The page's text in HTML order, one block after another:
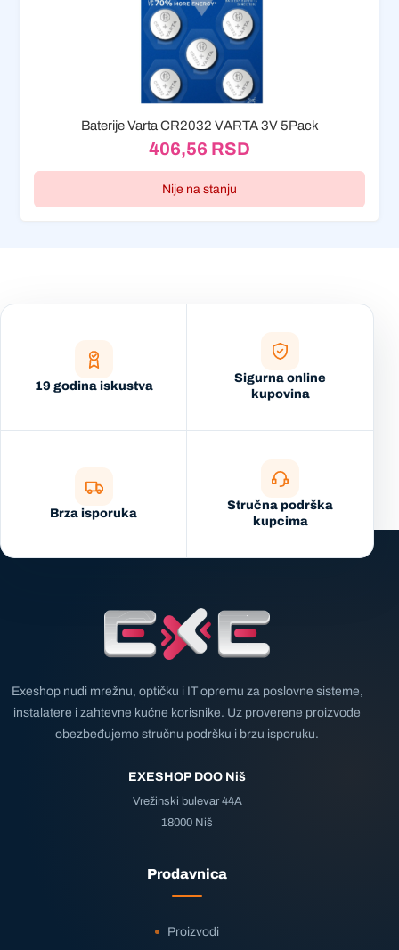
Baterije Varta CR2032 VARTA 3V 5Pack
406,56 RSD
Nije na stanju
19 godina iskustva
Sigurna online
kupovina
Brza isporuka
Stručna podrška
kupcima
Exeshop nudi mrežnu, optičku i IT opremu za poslovne sisteme,
instalatere i zahtevne kućne korisnike. Uz proverene proizvode
obezbeđujemo stručnu podršku i brzu isporuku.
EXESHOP DOO Niš
Vrežinski bulevar 44A
18000 Niš
Prodavnica
Proizvodi